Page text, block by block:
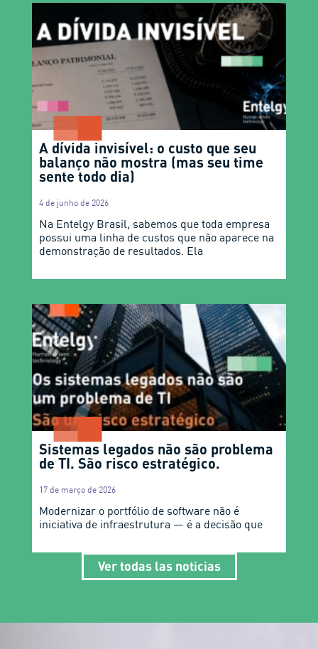
A dívida invisível: o custo que seu
balanço não mostra (mas seu time
sente todo dia)
4 de junho de 2026
Na Entelgy Brasil, sabemos que toda empresa
possui uma linha de custos que não aparece na
demonstração de resultados. Ela
Sistemas legados não são problema
de TI. São risco estratégico.
17 de março de 2026
Modernizar o portfólio de software não é
iniciativa de infraestrutura — é a decisão que
Ver todas las noticias